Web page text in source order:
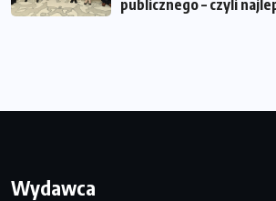
publicznego – czyli
Wydawca